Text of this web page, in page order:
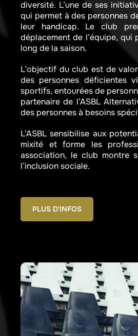
diversité. L’une de ses
qui permet à des personnes
leur handicap. Le club
déplacement de l’équipe,
long de la saison.
L’objectif du club est de
des personnes déficientes
sportifs, entourées de
partenaire de l’ASBL
des personnes à besoins
L’ASBL sensibilise aux
mixité et forme les
association, le club montre
l’inclusion sociale.
PLUS D'INFOS